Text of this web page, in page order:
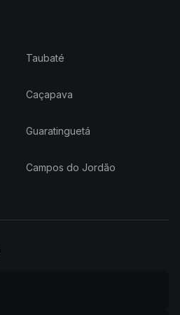
Taubaté
Caçapava
Guaratinguetá
Campos do Jordão